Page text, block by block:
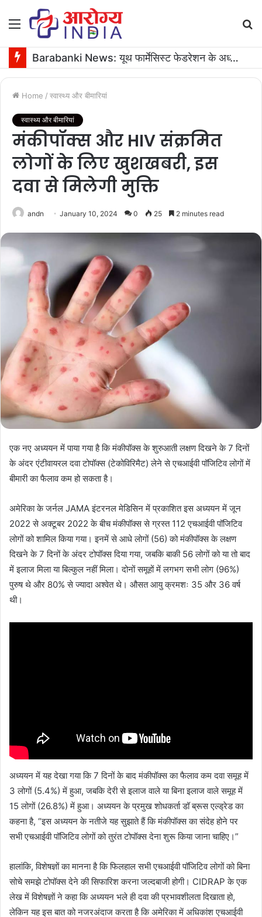
Menu
Barabanki News: यूथ फार्मेसिस्ट फेडरेशन के अध्यक्ष के जन्मदिन पर 16 यूनिट रक्तदान
Home / स्वास्थ्य और बीमारियां
स्वास्थ्य और बीमारियां
मंकीपॉक्स और HIV संक्रमित
लोगों के लिए खुशखबरी, इस
दवा से मिलेगी मुक्ति
andn January 10, 2024 0 25 2 minutes read
एक नए अध्ययन में पाया गया है कि मंकीपॉक्स के शुरुआती लक्षण दिखने के 7 दिनों
के अंदर एंटीवायरल दवा टोपॉक्स (टेकोविरिमैट) लेने से एचआईवी पॉजिटिव लोगों में
बीमारी का फैलाव कम हो सकता है।
अमेरिका के जर्नल JAMA इंटरनल मेडिसिन में प्रकाशित इस अध्ययन में जून
2022 से अक्टूबर 2022 के बीच मंकीपॉक्स से ग्रस्त 112 एचआईवी पॉजिटिव
लोगों को शामिल किया गया। इनमें से आधे लोगों (56) को मंकीपॉक्स के लक्षण
दिखने के 7 दिनों के अंदर टोपॉक्स दिया गया, जबकि बाकी 56 लोगों को या तो बाद
में इलाज मिला या बिल्कुल नहीं मिला। दोनों समूहों में लगभग सभी लोग (96%)
पुरुष थे और 80% से ज्यादा अश्वेत थे। औसत आयु क्रमशः 35 और 36 वर्ष
थी।
अध्ययन में यह देखा गया कि 7 दिनों के बाद मंकीपॉक्स का फैलाव कम दवा समूह में
3 लोगों (5.4%) में हुआ, जबकि देरी से इलाज वाले या बिना इलाज वाले समूह में
15 लोगों (26.8%) में हुआ। अध्ययन के प्रमुख शोधकर्ता डॉ ब्रूस एल्ड्रेड का
कहना है, “इस अध्ययन के नतीजे यह सुझाते हैं कि मंकीपॉक्स का संदेह होने पर
सभी एचआईवी पॉजिटिव लोगों को तुरंत टोपॉक्स देना शुरू किया जाना चाहिए।”
हालांकि, विशेषज्ञों का मानना है कि फिलहाल सभी एचआईवी पॉजिटिव लोगों को बिना
सोचे समझे टोपॉक्स देने की सिफारिश करना जल्दबाजी होगी। CIDRAP के एक
लेख में विशेषज्ञों ने कहा कि अध्ययन भले ही दवा की प्रभावशीलता दिखाता हो,
लेकिन यह इस बात को नजरअंदाज करता है कि अमेरिका में अधिकांश एचआईवी